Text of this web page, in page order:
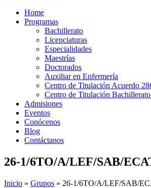
Home
Programas
Bachillerato
Licenciaturas
Especialidades
Maestrías
Doctorados
Auxiliar en Enfermería
Centro de Titulación Acuerdo
Centro de Titulación
Admisiones
Eventos
Conócenos
Blog
Contáctanos
26-1/6TO/A/LEF/SAB/
Inicio » Grupos » 26-1/6TO/A/LEF/SAB/